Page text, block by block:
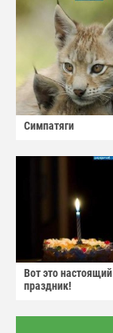
Симпатяги
Вот это настоящий
праздник!